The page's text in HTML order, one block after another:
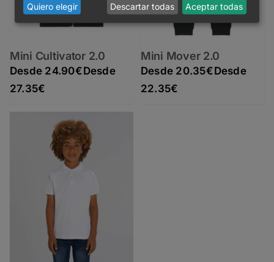
Mini Cultivator 2.0
24.90€
27.35€
Mini Mover 2.0
20.35€
22.35€
Quiero elegir Descartar todas Aceptar todas